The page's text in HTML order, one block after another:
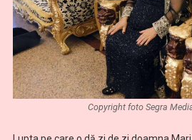
Copyright foto Segra